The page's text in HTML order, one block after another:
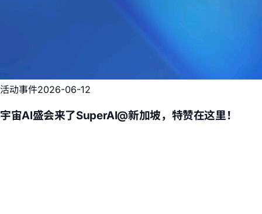
活动事件2026-06-12
宇宙AI盛会来了SuperAI@新加坡，特赞在这里！